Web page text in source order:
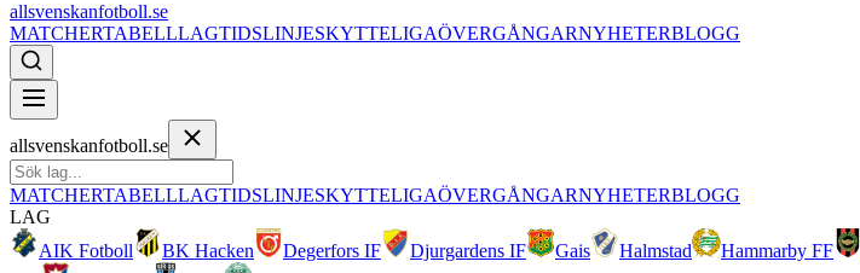
allsvenskanfotboll.se
MATCHERTABELLLAGTIDSLINJESKYTTELIGAÖVERGÅNGARNYHETERBLOGG
allsvenskanfotboll.se
MATCHERTABELLLAGTIDSLINJESKYTTELIGAÖVERGÅNGARNYHETERBLOGG
LAG
AIK Fotboll
BK Hacken Degerfors IF Djurgardens IF Gais Halmstad Hammarby FF